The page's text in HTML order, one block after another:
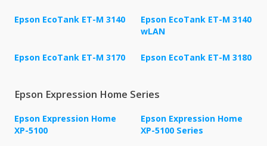
Epson EcoTank ET-M 3140
Epson EcoTank ET-M 3140
wLAN
Epson EcoTank ET-M 3170 Epson EcoTank ET-M 3180
Epson Expression Home Series
Epson Expression Home
XP-5100
Epson Expression Home
XP-5100 Series